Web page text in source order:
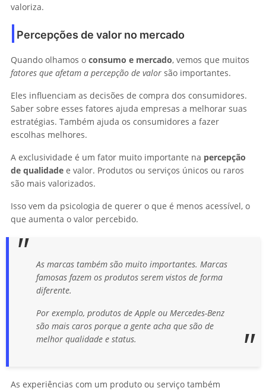
valoriza.
Percepções de valor no mercado
Quando olhamos o consumo e mercado, vemos que muitos
fatores que afetam a percepção de valor são importantes.
Eles influenciam as decisões de compra dos consumidores.
Saber sobre esses fatores ajuda empresas a melhorar suas
estratégias. Também ajuda os consumidores a fazer
escolhas melhores.
A exclusividade é um fator muito importante na percepção
de qualidade e valor. Produtos ou serviços únicos ou raros
são mais valorizados.
Isso vem da psicologia de querer o que é menos acessível, o
que aumenta o valor percebido.
As marcas também são muito importantes. Marcas
famosas fazem os produtos serem vistos de forma
diferente.
Por exemplo, produtos de Apple ou Mercedes-Benz
são mais caros porque a gente acha que são de
melhor qualidade e status.
As experiências com um produto ou serviço também